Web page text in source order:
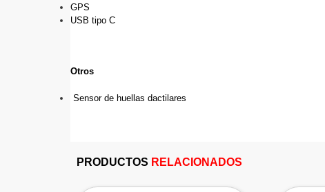
GPS
USB tipo C
Otros
Sensor de huellas dactilares
PRODUCTOS RELACIONADOS